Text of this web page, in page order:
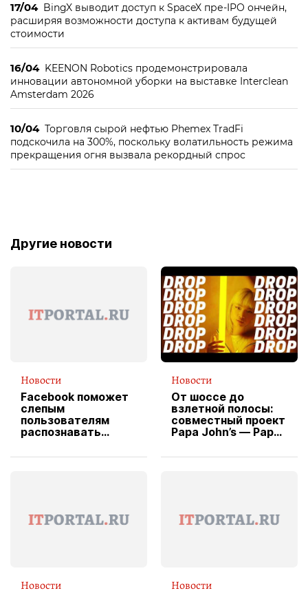
17/04 BingX выводит доступ к SpaceX пре-IPO ончейн,
расширяя возможности доступа к активам будущей
стоимости
16/04 KEENON Robotics продемонстрировала
инновации автономной уборки на выставке Interclean
Amsterdam 2026
10/04 Торговля сырой нефтью Phemex TradFi
подскочила на 300%, поскольку волатильность режима
прекращения огня вызвала рекордный спрос
Другие новости
Новости
Facebook поможет
слепым
пользователям
распознавать
Новости
От шоссе до
взлетной полосы:
совместный проект
Papa John’s — Papa
вводит
Новости Новости